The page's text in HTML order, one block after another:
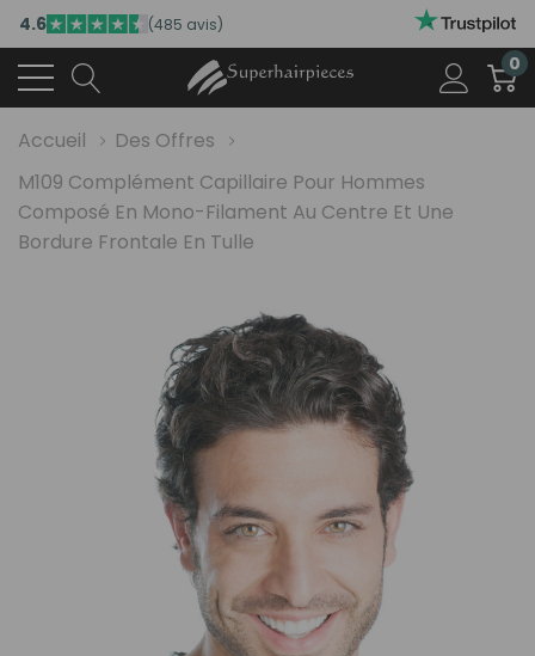
4.6 (485 avis)
0
Accueil
Des Offres
M109 Complément Capillaire Pour Hommes
Composé En Mono-Filament Au Centre Et Une
Bordure Frontale En Tulle